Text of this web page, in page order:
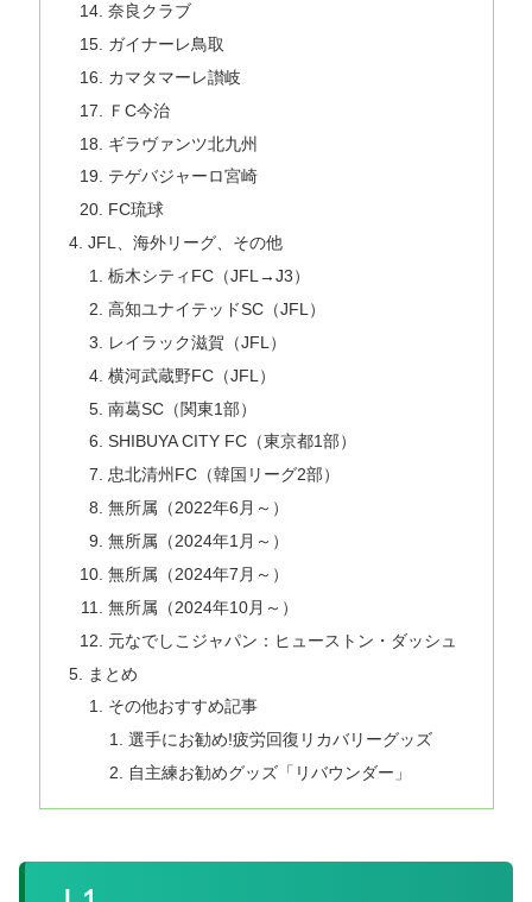
奈良クラブ
ガイナーレ鳥取
カマタマーレ讃岐
ＦC今治
ギラヴァンツ北九州
テゲバジャーロ宮崎
FC琉球
JFL、海外リーグ、その他
栃木シティFC（JFL→J3）
高知ユナイテッドSC（JFL）
レイラック滋賀（JFL）
横河武蔵野FC（JFL）
南葛SC（関東1部）
SHIBUYA CITY FC（東京都1部）
忠北清州FC（韓国リーグ2部）
無所属（2022年6月～）
無所属（2024年1月～）
無所属（2024年7月～）
無所属（2024年10月～）
元なでしこジャパン：ヒューストン・ダッシュ
まとめ
その他おすすめ記事
選手にお勧め!疲労回復リカバリーグッズ
自主練お勧めグッズ「リバウンダー」